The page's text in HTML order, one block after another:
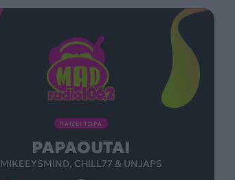
ΠΑΙΖΕΙ ΤΩΡΑ
PAPAOUTAI
MIKEEYSMIND, CHILL77 & UNJAPS